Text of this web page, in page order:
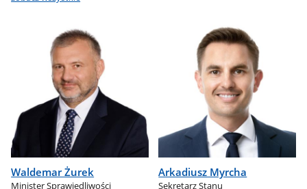
Waldemar Żurek
Minister Sprawiedliwości
Arkadiusz Myrcha
Sekretarz Stanu